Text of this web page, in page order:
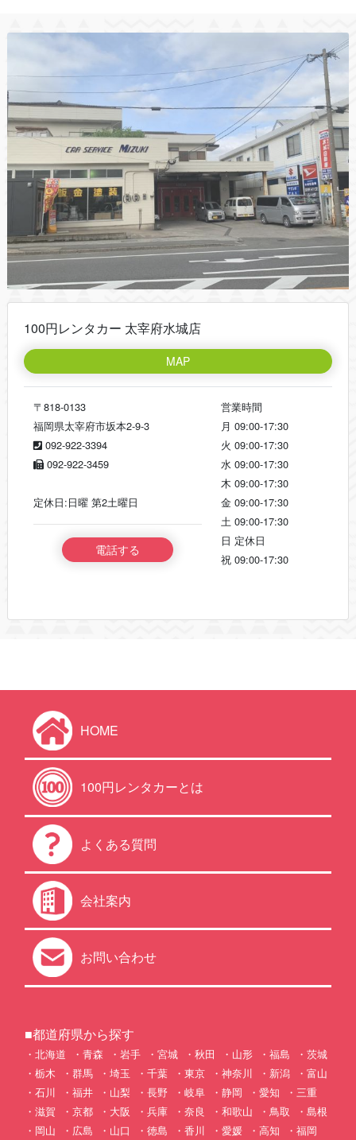
100円レンタカー 太宰府水城店
MAP
〒818-0133
福岡県太宰府市坂本2-9-3
092-922-3394
092-922-3459
定休日:日曜 第2土曜日
電話する
営業時間
月 09:00-17:30
火 09:00-17:30
水 09:00-17:30
木 09:00-17:30
金 09:00-17:30
土 09:00-17:30
日 定休日
祝 09:00-17:30
HOME
100円レンタカーとは
よくある質問
会社案内
お問い合わせ
■都道府県から探す
北海道 青森 岩手 宮城 秋田 山形 福島
茨城
栃木
群馬 埼玉 千葉 東京 神奈川 新潟
富山
石川
福井 山梨 長野 岐阜 静岡 愛知
三重
滋賀
京都 大阪 兵庫 奈良 和歌山 鳥取
島根
岡山
広島 山口 徳島 香川 愛媛 高知
福岡